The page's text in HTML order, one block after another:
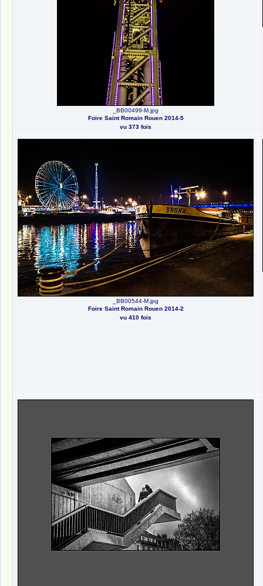
_BB00499-M.jpg
Foire Saint Romain Rouen 2014-5
vu 373 fois
_BB00544-M.jpg
Foire Saint Romain Rouen 2014-2
vu 410 fois